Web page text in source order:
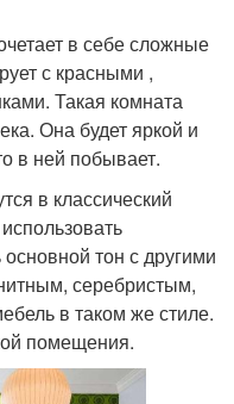
в себе сложные
с красными ,
Такая комната
Она будет яркой и
в ней побывает.
в классический
тон с другими
серебристым,
в таком же стиле.
помещения.